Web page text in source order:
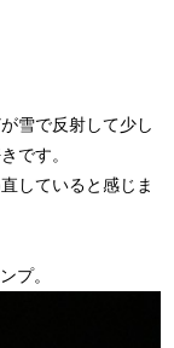
雪で反射して少し
です。
していると感じま
プ。